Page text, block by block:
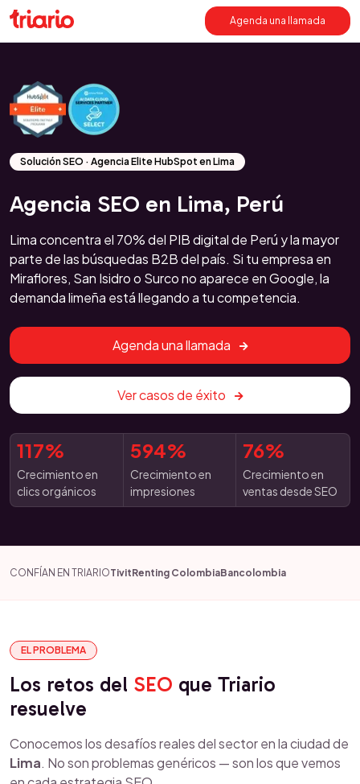
Agenda una llamada
Solución SEO · Agencia Elite HubSpot en Lima
Agencia SEO en Lima, Perú
Lima concentra el 70% del PIB digital de Perú y la mayor
parte de las búsquedas B2B del país. Si tu empresa en
Miraflores, San Isidro o Surco no aparece en Google, la
demanda limeña está llegando a tu competencia.
Agenda una llamada
Ver casos de éxito
117%
Crecimiento en
clics orgánicos
594%
Crecimiento en
impresiones
76%
Crecimiento en
ventas desde SEO
CONFÍAN EN TRIARIOTivitRenting ColombiaBancolombia
EL PROBLEMA
Los retos del SEO que Triario
resuelve
Conocemos los desafíos reales del sector en la ciudad de
Lima. No son problemas genéricos — son los que vemos